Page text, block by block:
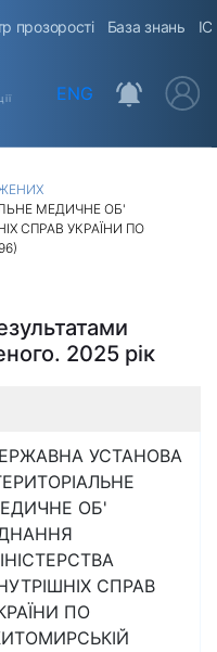
прозорості База знань
ENG
МЕДИЧНЕ ОБ'
СПРАВ УКРАЇНИ ПО
2025 рік
УСТАНОВА
ОБ'
СПРАВ
ПО